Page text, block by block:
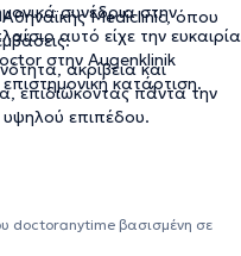
συνέδρια στην
αυτό είχε την ευκαιρία
στην Augenklinik
κατάρτιση.
Αθηναϊκής Mediclinic, όπου
ακρίβεια και
επιδιώκοντας πάντα την
επιπέδου.
doctoranytime βασισμένη σε